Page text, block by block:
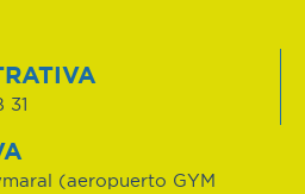
31
(aeropuerto GYM